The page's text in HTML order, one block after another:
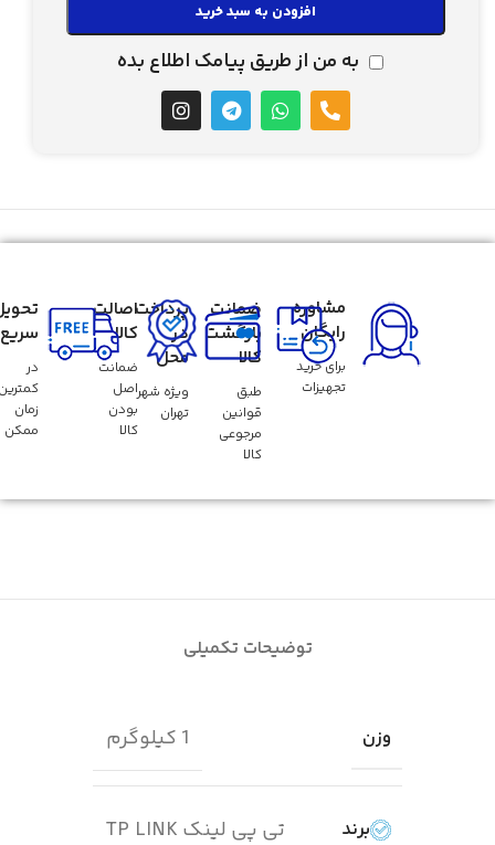
افزودن به سبد خرید
به من از طریق پیامک اطلاع بده
مشاوره
رایگان
برای خرید
تجهیزات
ضمانت
بازگشت
کالا
طبق
قوانین
مرجوعی
کالا
پرداخت
در
محل
ویژه شهر
تهران
اصالت
کالا
ضمانت
اصل
بودن
کالا
سریع
در
زمان
ممکن
توضیحات تکمیلی
وزن 1 کیلوگرم
برند تی پی لینک TP LINK